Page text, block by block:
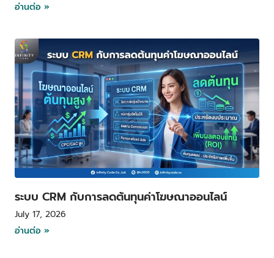
อ่านต่อ »
ระบบ CRM กับการลดต้นทุนค่าโฆษณาออนไลน์
July 17, 2026
อ่านต่อ »